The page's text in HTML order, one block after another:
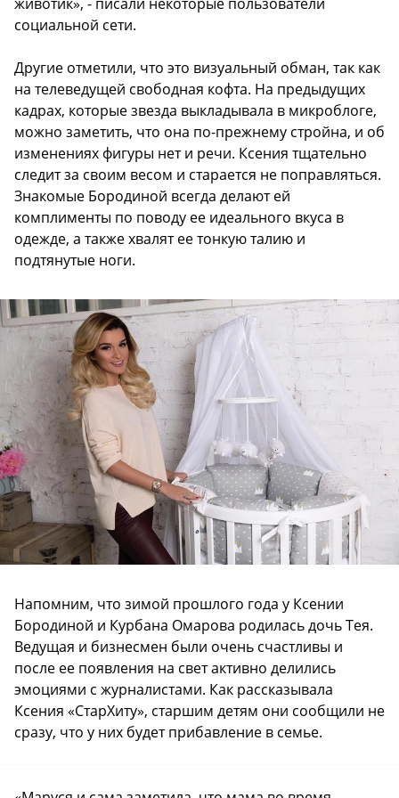
социальной сети.
Другие отметили, что это визуальный обман, так как
на телеведущей свободная кофта. На предыдущих
кадрах, которые звезда выкладывала в микроблоге,
можно заметить, что она по-прежнему стройна, и об
изменениях фигуры нет и речи. Ксения тщательно
следит за своим весом и старается не поправляться.
Знакомые Бородиной всегда делают ей
комплименты по поводу ее идеального вкуса в
одежде, а также хвалят ее тонкую талию и
подтянутые ноги.
Напомним, что зимой прошлого года у Ксении
Бородиной и Курбана Омарова родилась дочь Тея.
Ведущая и бизнесмен были очень счастливы и
после ее появления на свет активно делились
эмоциями с журналистами. Как рассказывала
Ксения «СтарХиту», старшим детям они сообщили не
сразу, что у них будет прибавление в семье.